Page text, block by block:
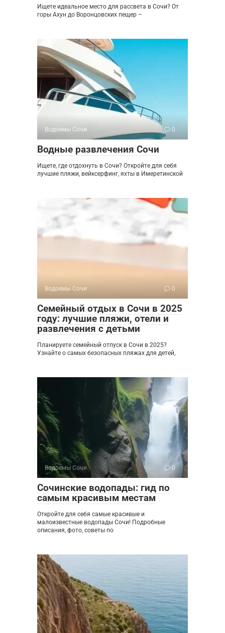
Ищете идеальное место для рассвета в Сочи? От
горы Ахун до Воронцовских пещер –
Водоемы Сочи 0
Водные развлечения Сочи
Ищете, где отдохнуть в Сочи? Откройте для себя
лучшие пляжи, вейксерфинг, яхты в Имеретинской
Водоемы Сочи 0
Семейный отдых в Сочи в 2025
году: лучшие пляжи, отели и
развлечения с детьми
Планируете семейный отпуск в Сочи в 2025?
Узнайте о самых безопасных пляжах для детей,
Водоемы Сочи 0
Сочинские водопады: гид по
самым красивым местам
Откройте для себя самые красивые и
малоизвестные водопады Сочи! Подробные
описания, фото, советы по